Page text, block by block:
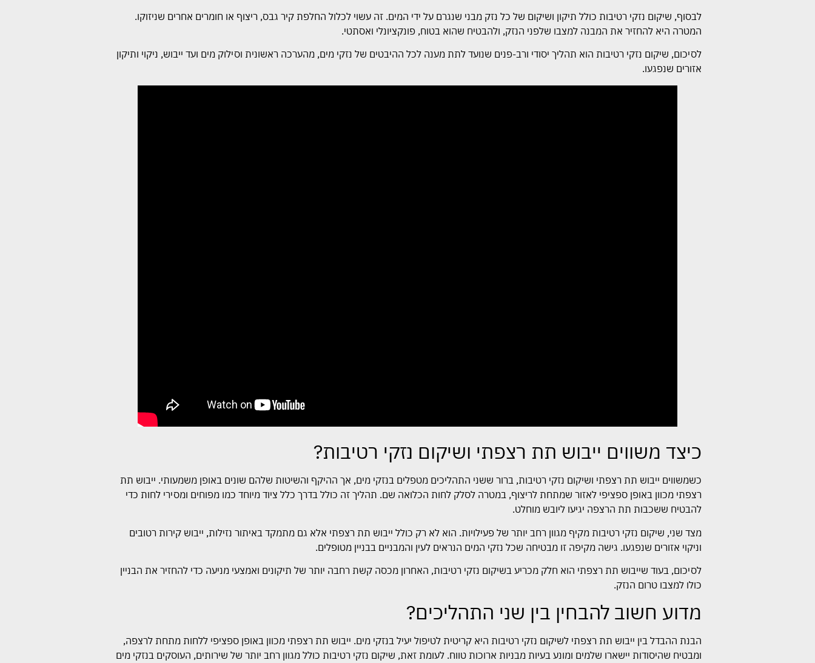
לבסוף, שיקום נזקי רטיבות כולל תיקון ושיקום של כל נזק מבני שנגרם על ידי המים. זה עשוי לכלול החלפת קיר גבס, ריצוף או חומרים אחרים שניזוקו.
המטרה היא להחזיר את המבנה למצבו שלפני הנזק, ולהבטיח שהוא בטוח, פונקציונלי ואסתטי.
לסיכום, שיקום נזקי רטיבות הוא תהליך יסודי ורב-פנים שנועד לתת מענה לכל ההיבטים של נזקי מים, מהערכה ראשונית וסילוק מים ועד ייבוש, ניקוי ותיקון
אזורים שנפגעו.
כיצד משווים ייבוש תת רצפתי ושיקום נזקי רטיבות?
כשמשווים ייבוש תת רצפתי ושיקום נזקי רטיבות, ברור ששני התהליכים מטפלים בנזקי מים, אך ההיקף והשיטות שלהם שונים באופן משמעותי. ייבוש תת
רצפתי מכוון באופן ספציפי לאזור שמתחת לריצוף, במטרה לסלק לחות הכלואה שם. תהליך זה כולל בדרך כלל ציוד מיוחד כמו מפוחים ומסירי לחות כדי
להבטיח ששכבות תת הרצפה יגיעו ליובש מוחלט.
מצד שני, שיקום נזקי רטיבות מקיף מגוון רחב יותר של פעילויות. הוא לא רק כולל ייבוש תת רצפתי אלא גם מתמקד באיתור נזילות, ייבוש קירות רטובים
וניקוי אזורים שנפגעו. גישה מקיפה זו מבטיחה שכל נזקי המים הנראים לעין והמבניים בבניין מטופלים.
לסיכום, בעוד שייבוש תת רצפתי הוא חלק מכריע בשיקום נזקי רטיבות, האחרון מכסה קשת רחבה יותר של תיקונים ואמצעי מניעה כדי להחזיר את הבניין
כולו למצבו טרום הנזק.
מדוע חשוב להבחין בין שני התהליכים?
הבנת ההבדל בין ייבוש תת רצפתי לשיקום נזקי רטיבות היא קריטית לטיפול יעיל בנזקי מים. ייבוש תת רצפתי מכוון באופן ספציפי ללחות מתחת לרצפה,
ומבטיח שהיסודות יישארו שלמים ומונע בעיות מבניות ארוכות טווח. לעומת זאת, שיקום נזקי רטיבות כולל מגוון רחב יותר של שירותים, העוסקים בנזקי מים